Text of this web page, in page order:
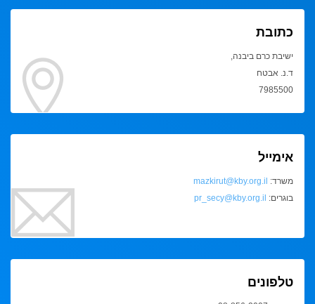
כתובת
ישיבת כרם ביבנה,
ד.נ. אבטח
7985500
אימייל
משרד: mazkirut@kby.org.il
בוגרים: pr_secy@kby.org.il
טלפונים